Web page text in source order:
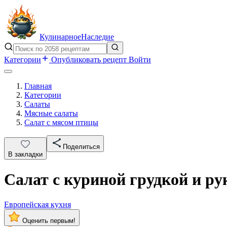
КулинарноеНаследие
Категории Опубликовать рецепт Войти
Главная
Категории
Салаты
Мясные салаты
Салат с мясом птицы
В закладки
Поделиться
Салат с куриной грудкой и
Европейская кухня
Оценить первым!